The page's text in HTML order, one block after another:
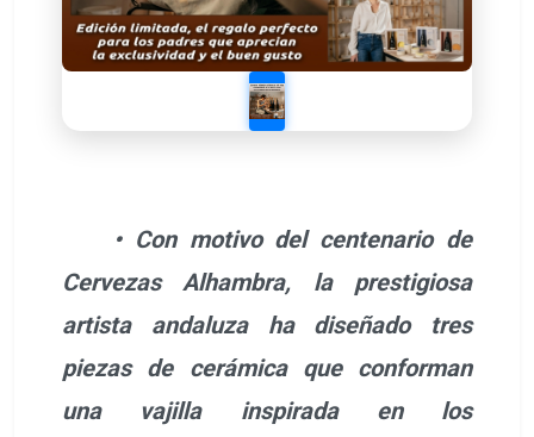
• Con motivo del centenario de
Cervezas Alhambra, la prestigiosa
artista andaluza ha diseñado tres
piezas de cerámica que conforman
una vajilla inspirada en los